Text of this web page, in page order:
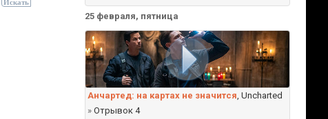
25 февраля, пятница
Анчартед: на картах не значится, Uncharted
» Отрывок 4